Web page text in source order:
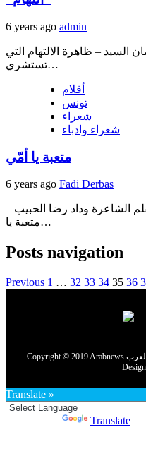
6 years ago admin
السيد – ظاهرة الالتهام التي
تستشري…
أقلام
تونس
شعراء
شعراء وادباء
متعبة يا أمّي
6 years ago Fadi Derbas
الشاعرة وداد رضا الحبيب –
متعبة يا…
Posts navigation
Previous 1 … 32 33 34 35 36
Copyright © 2019 Arabnews اخبار العرب - كل العرب - . All Rights Reserved.
Translate »
Translate